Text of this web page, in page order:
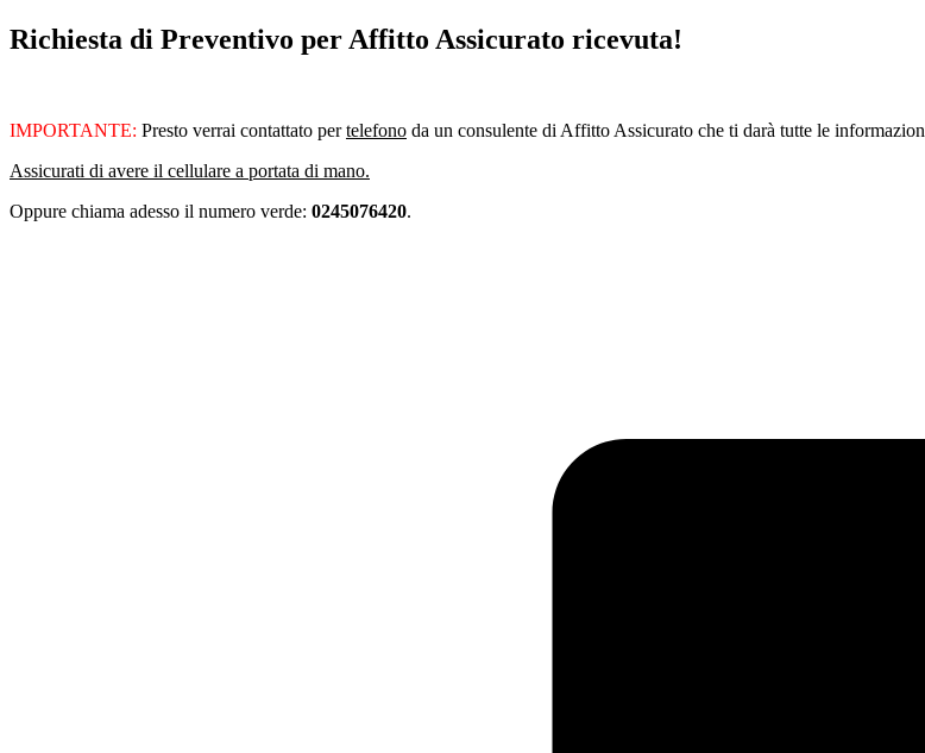
Richiesta di Preventivo per Affitto Assicurato ricevuta!
IMPORTANTE: Presto verrai contattato pertelefono da un consulente di Affitto Assicurato che ti darà tutte le
Assicurati di avere il cellulare a portata di mano.
Oppure chiama adesso il numero verde: 0245076420.